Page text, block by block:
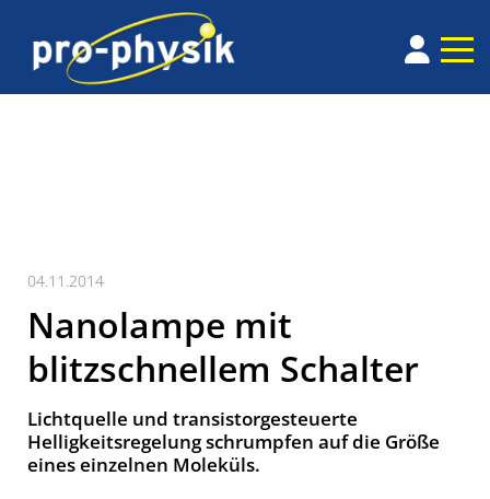
04.11.2014
Nanolampe mit
blitzschnellem Schalter
Lichtquelle und transistorgesteuerte
Helligkeitsregelung schrumpfen auf die Größe
eines einzelnen Moleküls.